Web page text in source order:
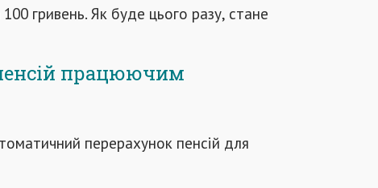
гривень. Як буде цього разу, стане
працюючим
перерахунок пенсій для